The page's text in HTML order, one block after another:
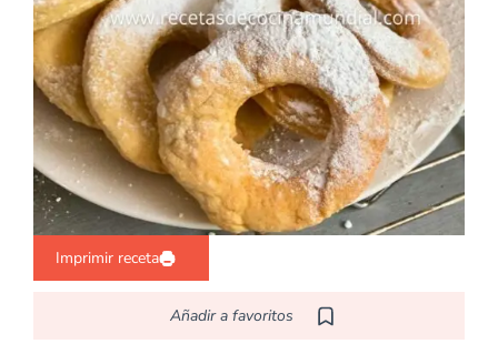
Imprimir receta
Añadir a favoritos